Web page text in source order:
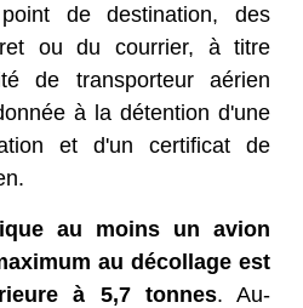
de destination, des
ou du courrier, à titre
de transporteur aérien
à la détention d'une
et d'un certificat de
au moins un avion
au décollage est
à 5,7 tonnes. Au-